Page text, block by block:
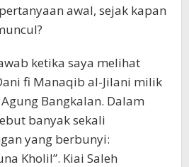
awal, sejak kapan
ketika saya melihat
fi Manaqib al-Jilani milik
Bangkalan. Dalam
banyak sekali
yang berbunyi:
Kholil”. Kiai Saleh